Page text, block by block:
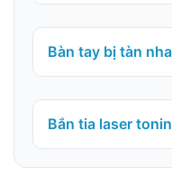
Bàn tay bị tàn
Bắn tia laser